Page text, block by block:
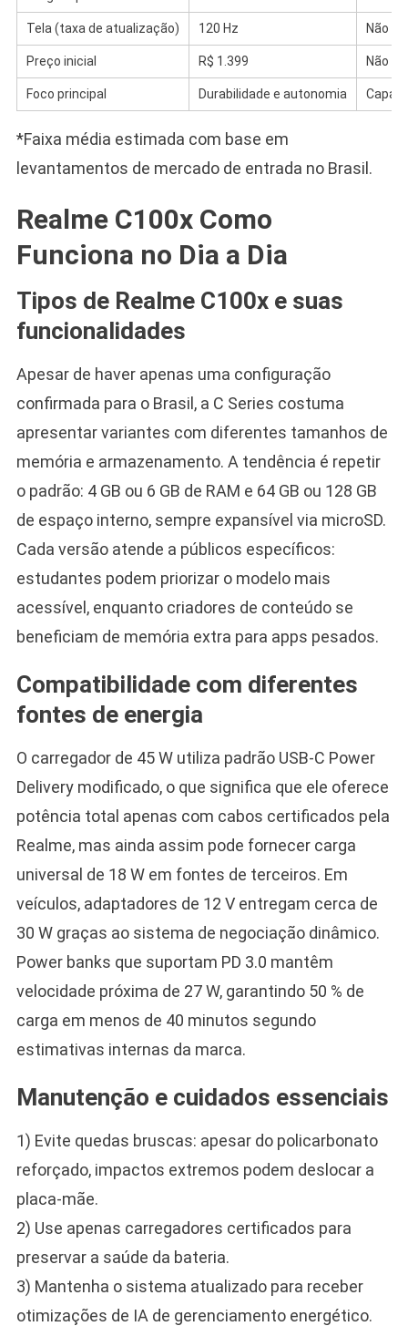
Tela (taxa de atualização) 120 Hz Não
Preço inicial R$ 1.399 Não
Foco principal Durabilidade e autonomia
*Faixa média estimada com base em
levantamentos de mercado de entrada no Brasil.
Realme C100x Como
Funciona no Dia a Dia
Tipos de Realme C100x e suas
funcionalidades
Apesar de haver apenas uma configuração
confirmada para o Brasil, a C Series costuma
apresentar variantes com diferentes tamanhos de
memória e armazenamento. A tendência é repetir
o padrão: 4 GB ou 6 GB de RAM e 64 GB ou 128 GB
de espaço interno, sempre expansível via microSD.
Cada versão atende a públicos específicos:
estudantes podem priorizar o modelo mais
acessível, enquanto criadores de conteúdo se
beneficiam de memória extra para apps pesados.
Compatibilidade com diferentes
fontes de energia
O carregador de 45 W utiliza padrão USB-C Power
Delivery modificado, o que significa que ele oferece
potência total apenas com cabos certificados pela
Realme, mas ainda assim pode fornecer carga
universal de 18 W em fontes de terceiros. Em
veículos, adaptadores de 12 V entregam cerca de
30 W graças ao sistema de negociação dinâmico.
Power banks que suportam PD 3.0 mantêm
velocidade próxima de 27 W, garantindo 50 % de
carga em menos de 40 minutos segundo
estimativas internas da marca.
Manutenção e cuidados essenciais
1) Evite quedas bruscas: apesar do policarbonato
reforçado, impactos extremos podem deslocar a
placa-mãe.
2) Use apenas carregadores certificados para
preservar a saúde da bateria.
3) Mantenha o sistema atualizado para receber
otimizações de IA de gerenciamento energético.